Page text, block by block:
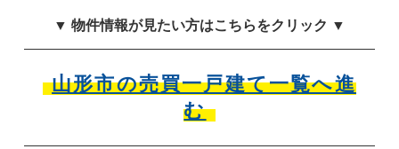
▼ 物件情報が見たい方はこちらをクリック ▼
山形市の売買一戸建て一覧へ進
む